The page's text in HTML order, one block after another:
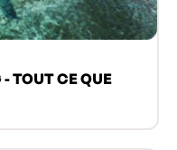
TOUT CE QUE